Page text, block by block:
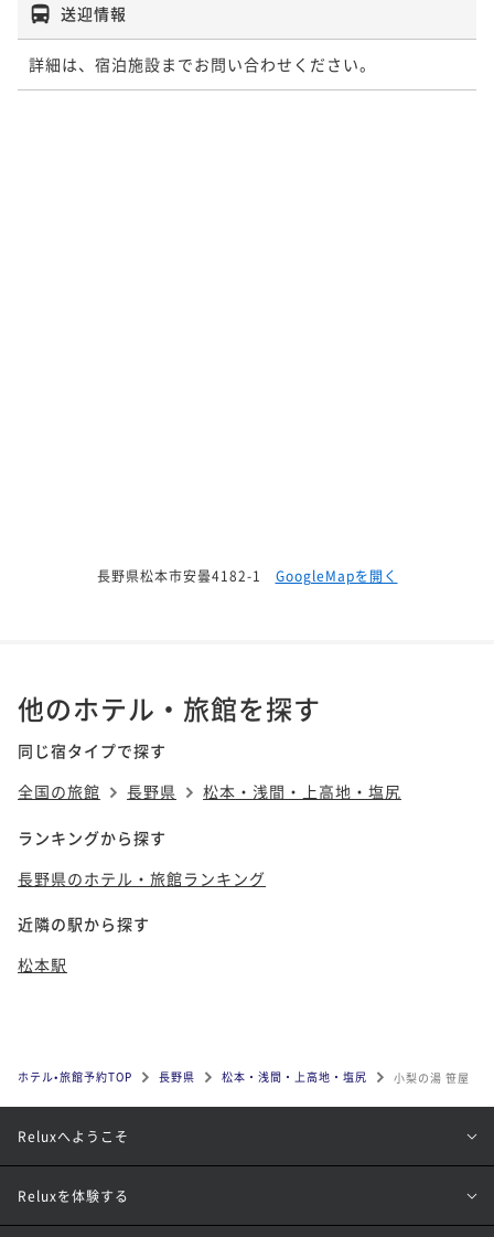
送迎情報
詳細は、宿泊施設までお問い合わせください。
長野県松本市安曇4182-1 GoogleMapを開く
他のホテル・旅館を探す
同じ宿タイプで探す
全国の旅館
長野県 松本・浅間・上高地・塩尻
ランキングから探す
長野県のホテル・旅館ランキング
近隣の駅から探す
松本駅
ホテル•旅館予約TOP 長野県 松本・浅間・上高地・塩尻 小梨の湯 笹屋
Reluxへようこそ
Reluxを体験する